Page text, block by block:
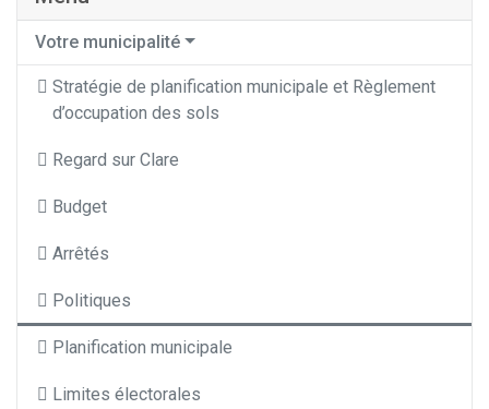
Votre municipalité
Stratégie de planification municipale et Règlement
d’occupation des sols
Regard sur Clare
Budget
Arrêtés
Politiques
Planification municipale
Limites électorales